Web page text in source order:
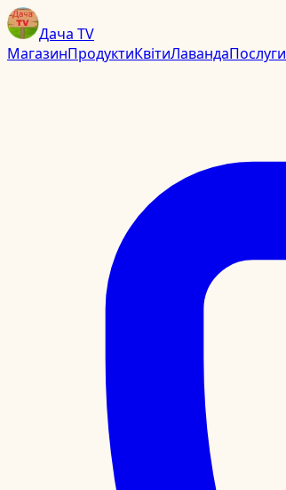
Дача TV
МагазинПродуктиКвітиЛавандаПослуги